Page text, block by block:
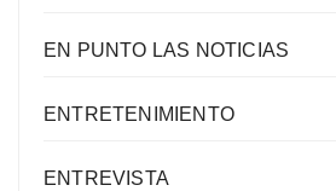
EN PUNTO LAS NOTICIAS
ENTRETENIMIENTO
ENTREVISTA